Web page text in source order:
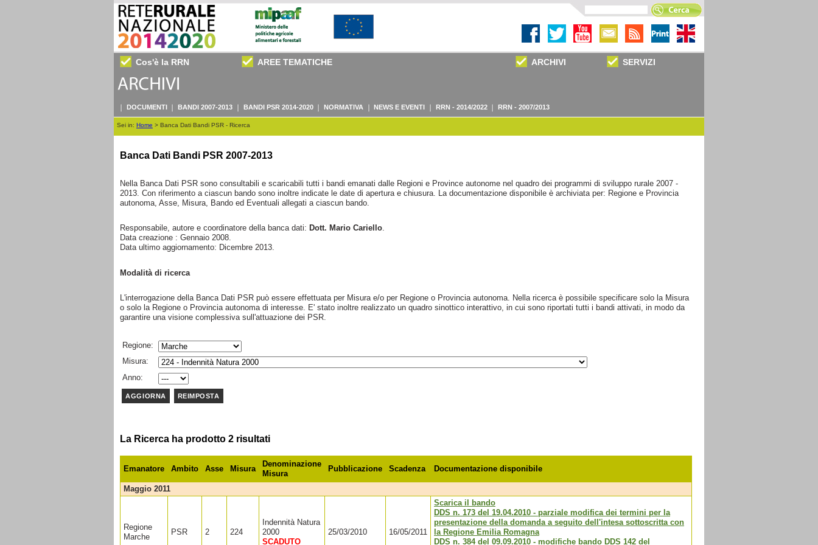
Cos'è la RRN AREE TEMATICHE ARCHIVI SERVIZI
DOCUMENTI BANDI 2007-2013 BANDI PSR 2014-2020 NORMATIVA NEWS E EVENTI RRN - 2014/2022 RRN - 2007/2013
Sei in: Home > Banca Dati Bandi PSR - Ricerca
Banca Dati Bandi PSR 2007-2013
Nella Banca Dati PSR sono consultabili e scaricabili tutti i bandi emanati dalle Regioni e Province autonome nel quadro dei programmi di sviluppo rurale 2007 -
2013. Con riferimento a ciascun bando sono inoltre indicate le date di apertura e chiusura. La documentazione disponibile è archiviata per: Regione e Provincia
autonoma, Asse, Misura, Bando ed Eventuali allegati a ciascun bando.
Responsabile, autore e coordinatore della banca dati: Dott. Mario Cariello.
Data creazione : Gennaio 2008.
Data ultimo aggiornamento: Dicembre 2013.
Modalità di ricerca
L'interrogazione della Banca Dati PSR può essere effettuata per Misura e/o per Regione o Provincia autonoma. Nella ricerca è possibile specificare solo la Misura
o solo la Regione o Provincia autonoma di interesse. E' stato inoltre realizzato un quadro sinottico interattivo, in cui sono riportati tutti i bandi attivati, in modo da
garantire una visione complessiva sull'attuazione dei PSR.
Regione:
Misura:
Anno:
La Ricerca ha prodotto 2 risultati
Emanatore Ambito Asse Misura
Denominazione
Misura
Pubblicazione Scadenza Documentazione disponibile
maggio 2011
Regione
Marche
PSR 2 224
Indennità Natura
2000
SCADUTO
25/03/2010 16/05/2011
Scarica il bando
DDS n. 173 del 19.04.2010 - parziale modifica dei termini per la
presentazione della domanda a seguito dell'intesa sottoscritta con
la Regione Emilia Romagna
DDS n. 384 del 09.09.2010 - modifiche bando DDS 142 del